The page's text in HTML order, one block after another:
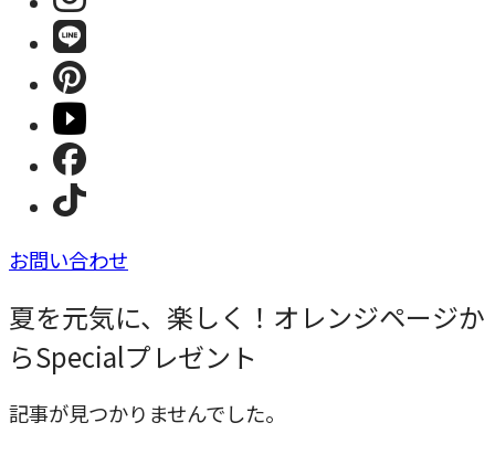
お問い合わせ
夏を元気に、楽しく！オレンジページか
らSpecialプレゼント
記事が見つかりませんでした。